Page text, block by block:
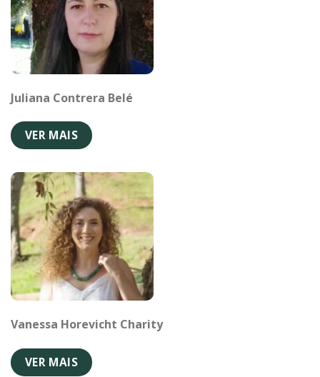
Juliana Contrera Belé
VER MAIS
Vanessa Horevicht Charity
VER MAIS